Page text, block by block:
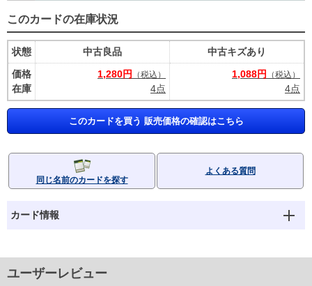
このカードの在庫状況
状態
価格
在庫
中古良品
1,280円
（税込）
4点
中古キズあり
1,088円
（税込）
4点
このカードを買う 販売価格の確認はこちら
同じ名前のカードを探す
よくある質問
カード情報
ユーザーレビュー